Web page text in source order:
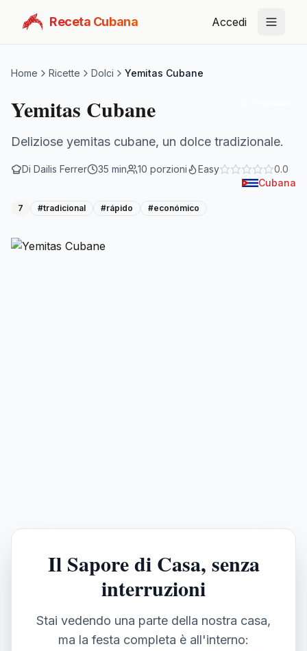
Receta Cubana Accedi
Home Ricette Dolci Yemitas Cubane
Yemitas Cubane
Deliziose yemitas cubane, un dolce tradizionale.
Di Dailis Ferrer 35 min 10 porzioni Easy
0.0
Cubana
7 #tradicional #rápido #económico
Il Sapore di Casa, senza
interruzioni
Stai vedendo una parte della nostra casa,
ma la festa completa è all'interno: